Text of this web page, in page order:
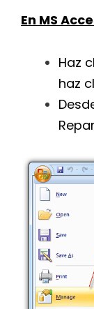
En MS
Haz
haz